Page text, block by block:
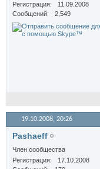
Регистрация
11.09.2008
Сообщений
2,549
19.10.2008, 20:26
Pashaeff
Член сообщества
Регистрация
17.10.2008